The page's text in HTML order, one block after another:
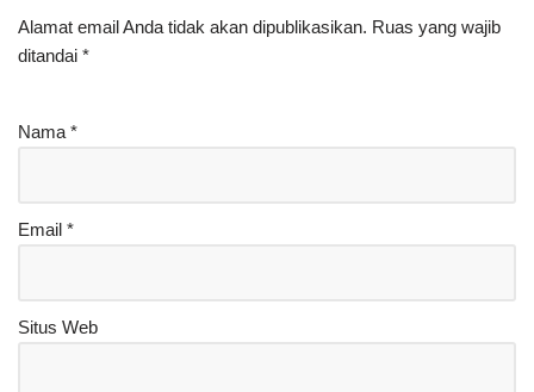
Alamat email Anda tidak akan dipublikasikan. Ruas yang wajib
ditandai *
Nama *
Email *
Situs Web